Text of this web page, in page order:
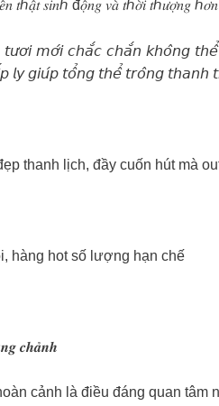
𝑡ℎ𝑎̣̂𝑡 𝑠𝑖𝑛ℎ đ𝑜̣̂𝑛𝑔 𝑣𝑎̀ 𝑡ℎ𝑜̛̀𝑖 𝑡ℎ𝑢̛𝑜̛̣𝑛𝑔
𝘮𝘰̛́𝘪 𝘤𝘩𝘢̆́𝘤 𝘤𝘩𝘢̆́𝘯 𝘬𝘩𝘰̂𝘯𝘨
𝘨𝘪𝘶́𝘱 𝘵𝘰̂̉𝘯𝘨 𝘵𝘩𝘦̂̉ 𝘵𝘳𝘰̂𝘯𝘨 𝘵𝘩𝘢𝘯𝘩
thanh lịch, đầy cuốn hút mà
hàng hot số lượng hạn chế
𝒄𝒉𝒂̉𝒏𝒉
cảnh là điều đáng quan tâm